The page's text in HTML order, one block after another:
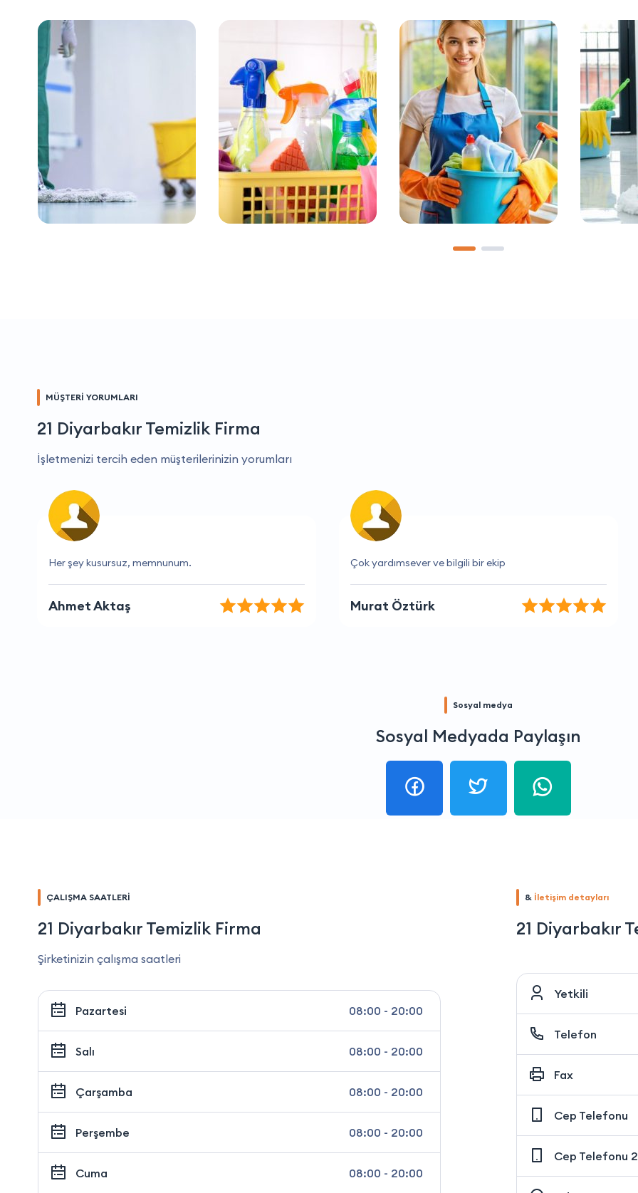
MÜŞTERİ YORUMLARI
21 Diyarbakır Temizlik Firma
İşletmenizi tercih eden müşterilerinizin yorumları
Çok yardımsever ve bilgili bir ekip
Murat Öztürk
İhtiyaçlarımı tam olarak anlayan bir firma.
Deniz Dağ
Sosyal medya
Sosyal Medyada Paylaşın
ÇALIŞMA SAATLERİ
21 Diyarbakır Temizlik Firma
Şirketinizin çalışma saatleri
Pazartesi 08:00 - 20:00
Salı 08:00 - 20:00
Çarşamba 08:00 - 20:00
Perşembe 08:00 - 20:00
Cuma 08:00 - 20:00
& İletişim detayları
21 Diyarbakır
Yetkili
Telefon
Fax
Cep Telefonu
Cep Telefonu 2